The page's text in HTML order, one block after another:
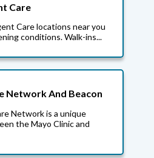
Care
Care locations near you
conditions. Walk-ins...
Network And Beacon
Network is a unique
the Mayo Clinic and